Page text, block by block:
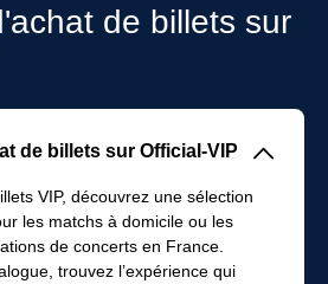
de billets sur
de billets sur Official-VIP 􀆈
VIP, découvrez une sélection
les matchs à domicile ou les
de concerts en France.
trouvez l’expérience qui